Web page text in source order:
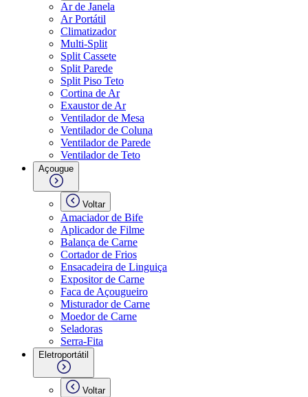
Ar de Janela
Ar Portátil
Climatizador
Multi-Split
Split Cassete
Split Parede
Split Piso Teto
Cortina de Ar
Exaustor de Ar
Ventilador de Mesa
Ventilador de Coluna
Ventilador de Parede
Ventilador de Teto
Açougue
Voltar
Amaciador de Bife
Aplicador de Filme
Balança de Carne
Cortador de Frios
Ensacadeira de Linguiça
Expositor de Carne
Faca de Açougueiro
Misturador de Carne
Moedor de Carne
Seladoras
Serra-Fita
Eletroportátil
Voltar